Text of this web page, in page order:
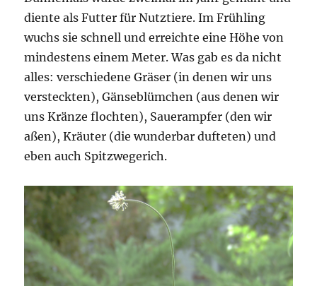
diente als Futter für Nutztiere. Im Frühling
wuchs sie schnell und erreichte eine Höhe von
mindestens einem Meter. Was gab es da nicht
alles: verschiedene Gräser (in denen wir uns
versteckten), Gänseblümchen (aus denen wir
uns Kränze flochten), Sauerampfer (den wir
aßen), Kräuter (die wunderbar dufteten) und
eben auch Spitzwegerich.